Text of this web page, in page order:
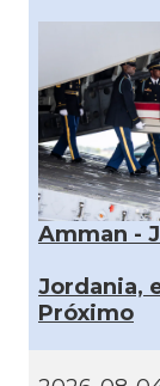
Amman -
Jordania,
Próximo